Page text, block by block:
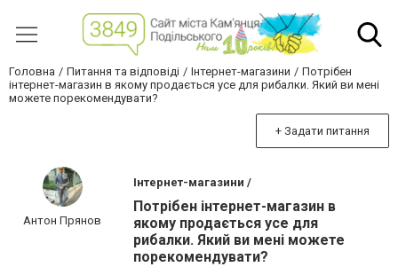
Головна Питання та відповіді Інтернет-магазини
Потрібен
інтернет-магазин в якому продається усе для рибалки. Який ви мені
можете порекомендувати?
+ Задати питання
Антон Прянов
Інтернет-магазини /
Потрібен інтернет-магазин в
якому продається усе для
рибалки. Який ви мені можете
порекомендувати?